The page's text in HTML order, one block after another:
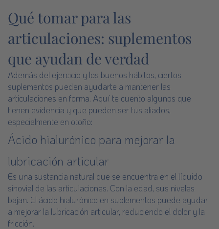
Qué tomar para las
articulaciones: suplementos
que ayudan de verdad
Además del ejercicio y los buenos hábitos, ciertos
suplementos pueden ayudarte a mantener las
articulaciones en forma. Aquí te cuento algunos que
tienen evidencia y que pueden ser tus aliados,
especialmente en otoño:
Ácido hialurónico para mejorar la
lubricación articular
Es una sustancia natural que se encuentra en el líquido
sinovial de las articulaciones. Con la edad, sus niveles
bajan. El ácido hialurónico en suplementos puede ayudar
a mejorar la lubricación articular, reduciendo el dolor y la
fricción.